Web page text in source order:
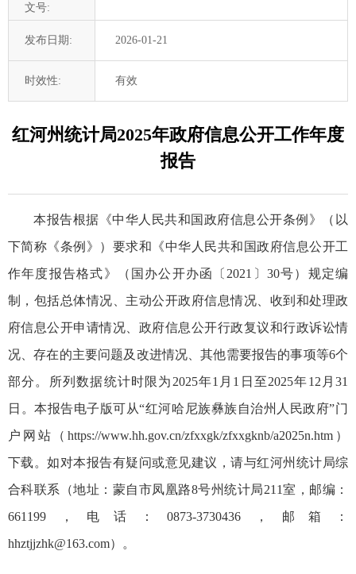
文号:
发布日期: 2026-01-21
时效性: 有效
红河州统计局2025年政府信息公开工作年度
报告
本报告根据《中华人民共和国政府信息公开条例》（以
下简称《条例》）要求和《中华人民共和国政府信息公开工
作年度报告格式》（国办公开办函〔2021〕30号）规定编
制，包括总体情况、主动公开政府信息情况、收到和处理政
府信息公开申请情况、政府信息公开行政复议和行政诉讼情
况、存在的主要问题及改进情况、其他需要报告的事项等6个
部分。所列数据统计时限为2025年1月1日至2025年12月31
日。本报告电子版可从“红河哈尼族彝族自治州人民政府”门
户网站（https://www.hh.gov.cn/zfxxgk/zfxxgknb/a2025n.htm）
下载。如对本报告有疑问或意见建议，请与红河州统计局综
合科联系（地址：蒙自市凤凰路8号州统计局211室，邮编：
661199，电话：0873-3730436，邮箱：
hhztjjzhk@163.com）。